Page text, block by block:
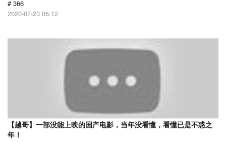
# 366
2020-07-23 05:12
【越哥】一部没能上映的国产电影，当年没看懂，看懂已是不惑之
年！